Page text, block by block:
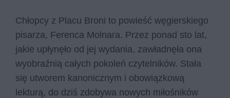
Chłopcy z Placu Broni to powieść węgierskiego
pisarza, Ferenca Molnara. Przez ponad sto lat,
jakie upłynęło od jej wydania, zawładnęła ona
wyobraźnią całych pokoleń czytelników. Stała
się utworem kanonicznym i obowiązkową
lekturą, do dziś zdobywa nowych miłośników